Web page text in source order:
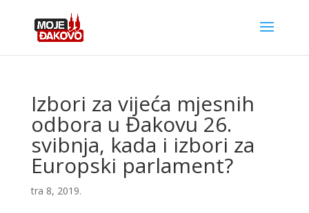
Izbori za vijeća mjesnih
odbora u Đakovu 26.
svibnja, kada i izbori za
Europski parlament?
tra 8, 2019.